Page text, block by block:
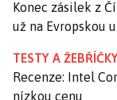
Konec zásilek z
už na Evropskou
TESTY A
Recenze: Intel
nízkou cenu